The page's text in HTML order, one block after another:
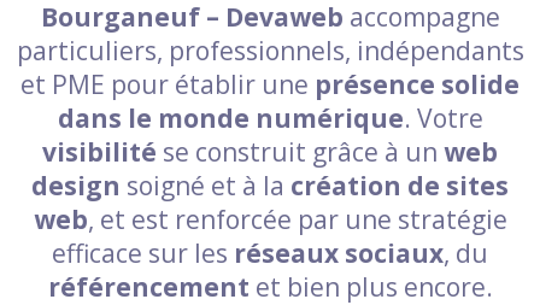
Bourganeuf – Devaweb accompagne
particuliers, professionnels, indépendants
et PME pour établir une présence solide
dans le monde numérique. Votre
visibilité se construit grâce à un web
design soigné et à la création de sites
web, et est renforcée par une stratégie
efficace sur les réseaux sociaux, du
référencement et bien plus encore.